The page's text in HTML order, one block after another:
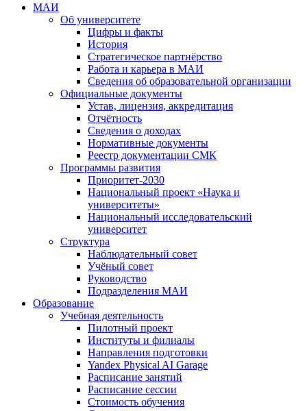
МАИ
Об университете
Цифры и факты
История
Стратегическое партнёрство
Работа и карьера в МАИ
Сведения об образовательной организации
Официальные документы
Устав, лицензия, аккредитация
Отчётность
Сведения о доходах
Нормативные документы
Реестр документации СМК
Программы развития
Приоритет-2030
Национальный проект «Наука и
университеты»
Национальный исследовательский
университет
Структура
Наблюдательный совет
Учёный совет
Руководство
Подразделения МАИ
Образование
Учебная деятельность
Пилотный проект
Институты и филиалы
Направления подготовки
Yandex Physical AI Garage
Расписание занятий
Расписание сессии
Стоимость обучения